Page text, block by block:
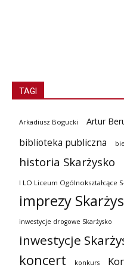
TAGI
Arkadiusz Bogucki Artur
biblioteka publiczna
historia Skarżysko
I LO Liceum Ogólnokształcące
imprezy
inwestycje drogowe Skarżysko
inwestycje
koncert konkurs